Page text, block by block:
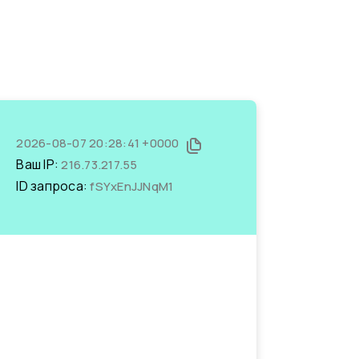
2026-08-07 20:28:41 +0000
Ваш IP:216.73.217.55
ID запроса:fSYxEnJJNqM1